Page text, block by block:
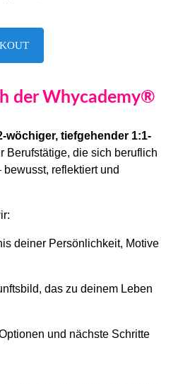
der Whycademy®
wöchiger, tiefgehender 1:1-
Berufstätige, die sich beruflich
reflektiert und
deiner Persönlichkeit, Motive
das zu deinem Leben
und nächste Schritte